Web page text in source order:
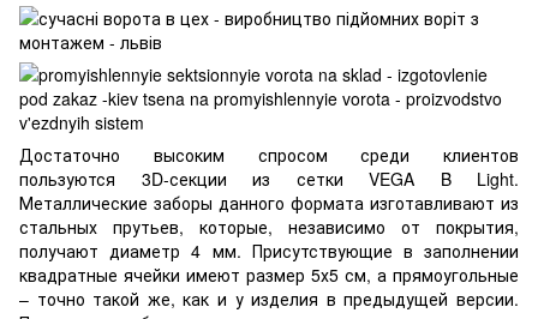
Достаточно высоким спросом среди клиентов
пользуются 3D-секции из сетки VEGA B Light.
Металлические заборы данного формата изготавливают из
стальных прутьев, которые, независимо от покрытия,
получают диаметр 4 мм. Присутствующие в заполнении
квадратные ячейки имеют размер 5х5 см, а прямоугольные
– точно такой же, как и у изделия в предыдущей версии.